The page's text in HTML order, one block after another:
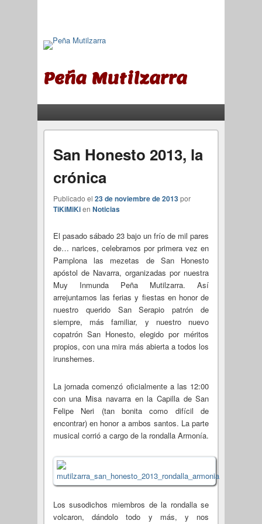
Peña Mutilzarra
San Honesto 2013, la
crónica
Publicado el 23 de noviembre de 2013por
TiKiMiKien Noticias
El pasado sábado 23 bajo un frío de mil pares
de… narices, celebramos por primera vez en
Pamplona las mezetas de San Honesto
apóstol de Navarra, organizadas por nuestra
Muy Inmunda Peña Mutilzarra. Así
arrejuntamos las ferias y fiestas en honor de
nuestro querido San Serapio patrón de
siempre, más familiar, y nuestro nuevo
copatrón San Honesto, elegido por méritos
propios, con una mira más abierta a todos los
irunshemes.
La jornada comenzó oficialmente a las 12:00
con una Misa navarra en la Capilla de San
Felipe Neri (tan bonita como difícil de
encontrar) en honor a ambos santos. La parte
musical corrió a cargo de la rondalla Armonía.
Los susodichos miembros de la rondalla se
volcaron, dándolo todo y más, y nos